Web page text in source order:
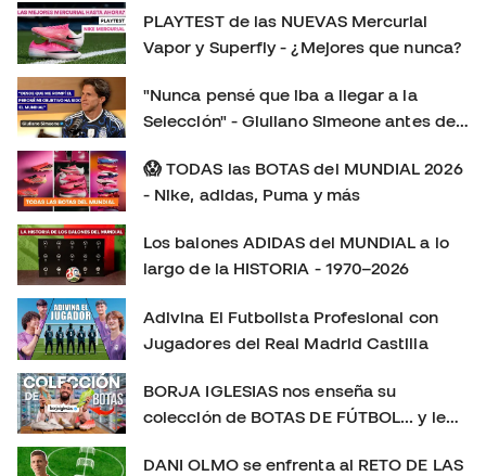
¿Merecen la pena? ¿Cuál elegir: Vapor o Superfly?
Déjanos en los comentarios tu opinión: ¿Eres más de
Mercurial Vapor o de Mercurial Superfly? 👇 Consíguelas
aquí:
https://www.futbolemotion.com/es/categoria/botas-de-
futbol/nike/linea-mercurial-velocidad Síguenos para no
perderte más playtests, comparativas y reviews de las
últimas botas de fútbol: Instagram:
https://www.tiktok.com/@futbolemotion X:
https://x.com/futbolemotion #Mercurial #NikeFootball
#MercurialVapor #MercurialSuperfly #BotasDeFútbol
#Playtest #Review #futbolemotion #botasdefutbol
#futbol #nikemercurial soloporteros_portada_es _es
PLAYTEST de las NUEVAS Mercurial
Vapor y Superfly - ¿Mejores que nunca?
"Nunca pensé que iba a llegar a la
Selección" - Giuliano Simeone antes de
😱 TODAS las BOTAS del MUNDIAL 2026
- Nike, adidas, Puma y más
Los balones ADIDAS del MUNDIAL a lo
largo de la HISTORIA - 1970–2026
Adivina El Futbolista Profesional con
Jugadores del Real Madrid Castilla
BORJA IGLESIAS nos enseña su
colección de BOTAS DE FÚTBOL... y le
DANI OLMO se enfrenta al RETO DE LAS